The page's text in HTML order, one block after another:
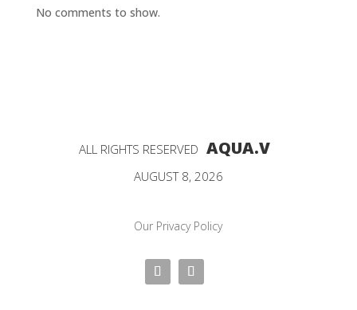
No comments to show.
ALL RIGHTS RESERVED AQUA.V
AUGUST 8, 2026
Our Privacy Policy